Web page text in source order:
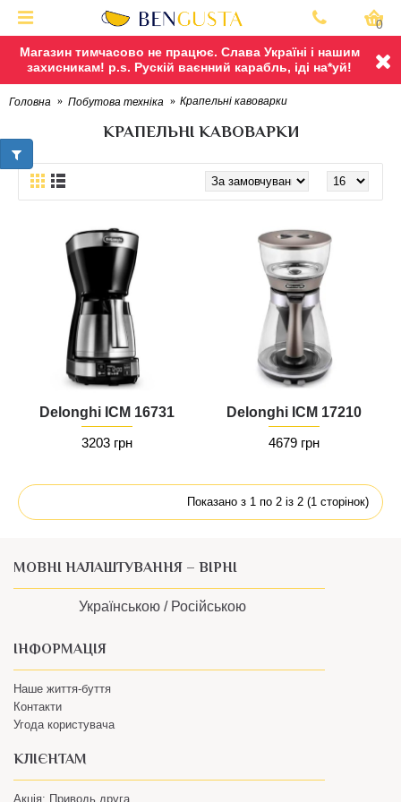
Магазин тимчасово не працює. Слава Україні і нашим
захисникам! p.s. Рускій ваєнний карабль, іді на*уй!
0
Головна Побутова технiка Крапельні кавоварки
КРАПЕЛЬНІ КАВОВАРКИ
Delonghi ICM 16731
3203 грн
Delonghi ICM 17210
4679 грн
Показано з 1 по 2 із 2 (1 сторінок)
МОВНІ НАЛАШТУВАННЯ – ВІРНІ
Українською / Російською
ІНФОРМАЦІЯ
Наше життя-буття
Контакти
Угода користувача
КЛІЄНТАМ
Акція: Приводь друга